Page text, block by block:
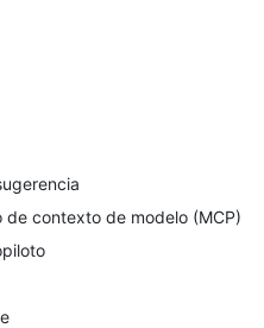
contexto de modelo (MCP)